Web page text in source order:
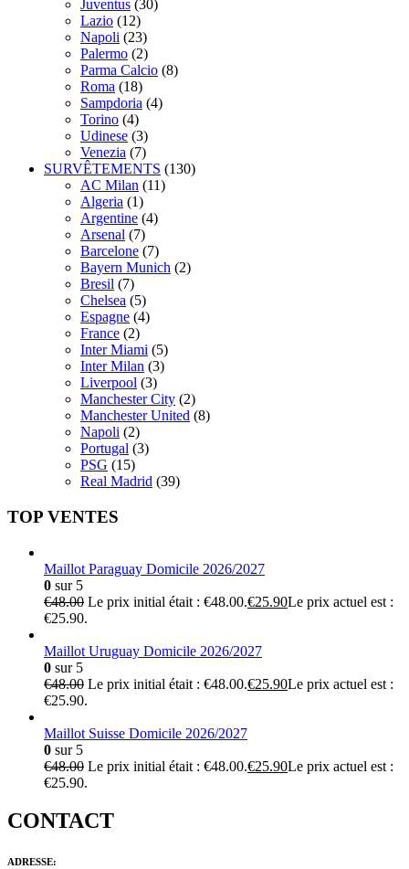
Juventus (30)
Lazio (12)
Napoli (23)
Palermo (2)
Parma Calcio (8)
Roma (18)
Sampdoria (4)
Torino (4)
Udinese (3)
Venezia (7)
SURVÊTEMENTS (130)
AC Milan (11)
Algeria (1)
Argentine (4)
Arsenal (7)
Barcelone (7)
Bayern Munich (2)
Bresil (7)
Chelsea (5)
Espagne (4)
France (2)
Inter Miami (5)
Inter Milan (3)
Liverpool (3)
Manchester City (2)
Manchester United (8)
Napoli (2)
Portugal (3)
PSG (15)
Real Madrid (39)
TOP VENTES
Maillot Paraguay Domicile 2026/2027
0 sur 5
€48.00 Le prix initial était : €48.00.€25.90Le prix actuel est :
€25.90.
Maillot Uruguay Domicile 2026/2027
0 sur 5
€48.00 Le prix initial était : €48.00.€25.90Le prix actuel est :
€25.90.
Maillot Suisse Domicile 2026/2027
0 sur 5
€48.00 Le prix initial était : €48.00.€25.90Le prix actuel est :
€25.90.
CONTACT
ADRESSE: